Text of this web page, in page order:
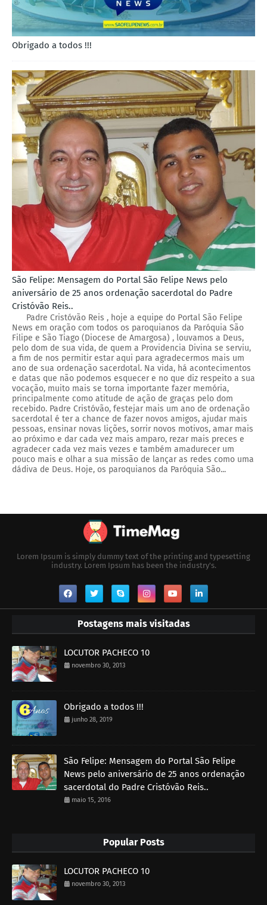
Obrigado a todos !!!
São Felipe: Mensagem do Portal São Felipe News pelo
aniversário de 25 anos ordenação sacerdotal do Padre
Cristóvão Reis..
Padre Cristóvão Reis , hoje a equipe do Portal São Felipe
News em oração com todos os paroquianos da Paróquia São
Filipe e São Tiago (Diocese de Amargosa) , louvamos a Deus,
pelo dom de sua vida, de quem a Providencia Divina se serviu,
a fim de nos permitir estar aqui para agradecermos mais um
ano de sua ordenação sacerdotal. Na vida, há acontecimentos
e datas que não podemos esquecer e no que diz respeito a sua
vocação, muito mais se torna importante fazer memória,
principalmente como atitude de ação de graças pelo dom
recebido. Padre Cristóvão, festejar mais um ano de ordenação
sacerdotal é ter a chance de fazer novos amigos, ajudar mais
pessoas, ensinar novas lições, sorrir novos motivos, amar mais
ao próximo e dar cada vez mais amparo, rezar mais preces e
agradecer cada vez mais vezes e também amadurecer um
pouco mais e olhar a sua missão de lançar as redes como uma
dádiva de Deus. Hoje, os paroquianos da Paróquia São...
Lorem Ipsum is simply dummy text of the printing and typesetting
industry. Lorem Ipsum has been the industry's.
Postagens mais visitadas
LOCUTOR PACHECO 10
novembro 30, 2013
Obrigado a todos !!!
junho 28, 2019
São Felipe: Mensagem do Portal São Felipe
News pelo aniversário de 25 anos ordenação
sacerdotal do Padre Cristóvão Reis..
maio 15, 2016
Popular Posts
LOCUTOR PACHECO 10
novembro 30, 2013